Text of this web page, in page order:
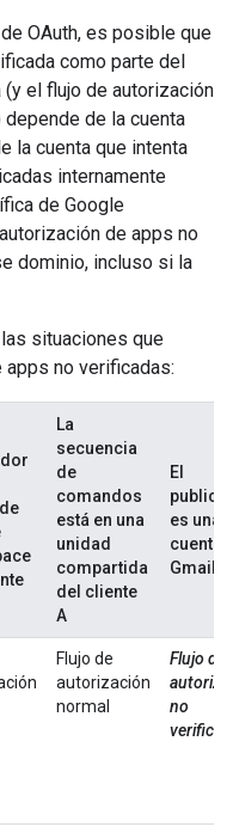
OAuth, es posible que
como parte del
el flujo de autorización
de la cuenta
la cuenta que intenta
internamente
de Google
de apps no
dominio, incluso si la
situaciones que
no verificadas:
La
secuencia
de
comandos
está en una
unidad
compartida
del cliente
A
El
es una
cuenta
Gmail
Flujo de
autorización
normal
Flujo de
no